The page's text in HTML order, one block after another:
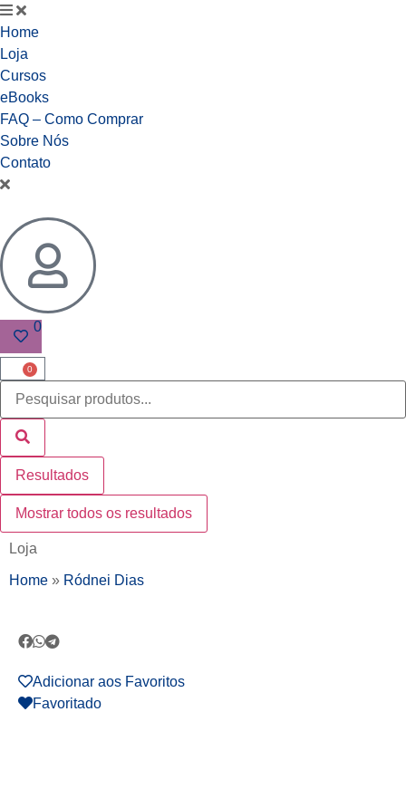
Home
Loja
Cursos
eBooks
FAQ – Como Comprar
Sobre Nós
Contato
0
0
Resultados
Mostrar todos os resultados
Loja
Home » Ródnei Dias
Adicionar aos Favoritos
Favoritado